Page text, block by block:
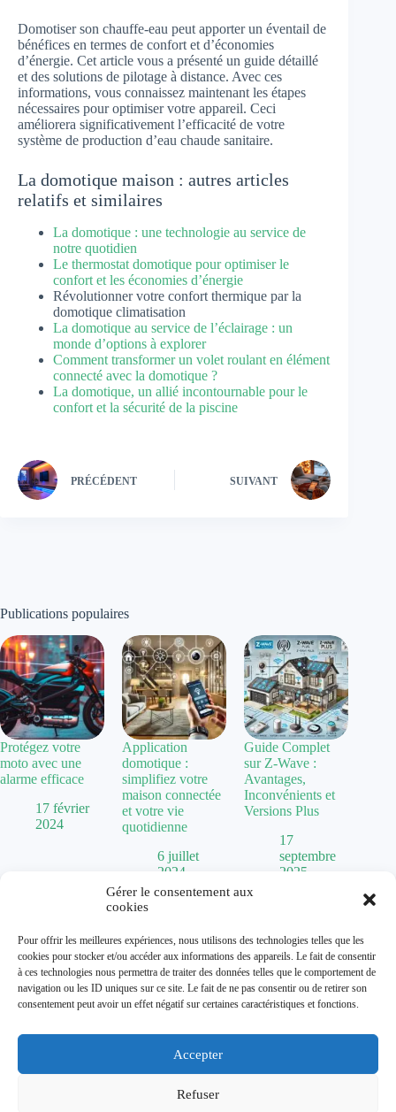
Gérer le consentement aux
cookies
Pour offrir les meilleures expériences, nous utilisons des technologies telles que les
cookies pour stocker et/ou accéder aux informations des appareils. Le fait de consentir
à ces technologies nous permettra de traiter des données telles que le comportement de
navigation ou les ID uniques sur ce site. Le fait de ne pas consentir ou de retirer son
consentement peut avoir un effet négatif sur certaines caractéristiques et fonctions.
Accepter
Refuser
Domotiser son chauffe-eau peut apporter un éventail de
bénéfices en termes de confort et d’économies
d’énergie. Cet article vous a présenté un guide détaillé
et des solutions de pilotage à distance. Avec ces
informations, vous connaissez maintenant les étapes
nécessaires pour optimiser votre appareil. Ceci
améliorera significativement l’efficacité de votre
système de production d’eau chaude sanitaire.
La domotique maison : autres articles
relatifs et similaires
La domotique : une technologie au service de
notre quotidien
Le thermostat domotique pour optimiser le
confort et les économies d’énergie
Révolutionner votre confort thermique par la
domotique climatisation
La domotique au service de l’éclairage : un
monde d’options à explorer
Comment transformer un volet roulant en élément
connecté avec la domotique ?
La domotique, un allié incontournable pour le
confort et la sécurité de la piscine
PRÉCÉDENT SUIVANT
Publications populaires
Protégez votre
moto avec une
alarme efficace
17 février
2024
Application
domotique :
simplifiez votre
maison connectée
et votre vie
quotidienne
6 juillet
2024
Guide Complet
sur Z-Wave :
Avantages,
Inconvénients et
Versions Plus
17
septembre
2025
Mentions Légales
Plan de site
Contact
À propos
Dolum magazine vous guide dans l'art de transformer votre
habitat. De lachaise Baumannvintage aux tendances comme
, nous explorons toutes les facettes de la